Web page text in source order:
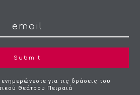
Submit
ενημερώνεστε για τις δράσεις του
Θεάτρου Πειραιά